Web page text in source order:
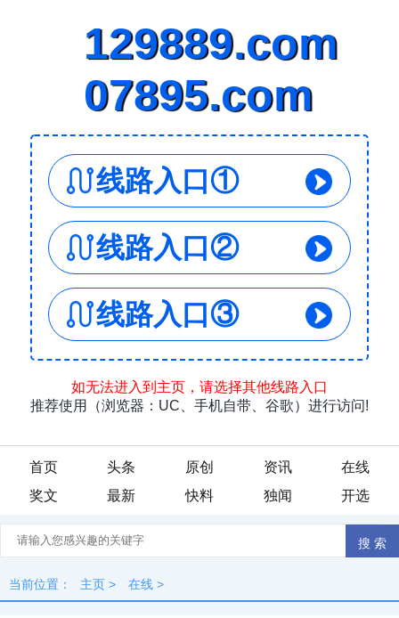
首页 头条 原创 资讯
在线
奖文
最新 快料 独闻 开选
当前位置： 主页 > 在线 >